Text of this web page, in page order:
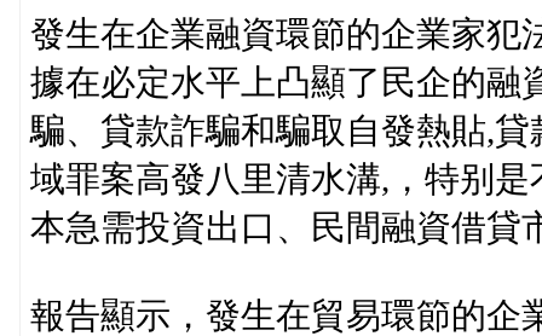
發生在企業融資環節的企業家犯
據在必定水平上凸顯了民企的融
騙、貸款詐騙和騙取自發熱貼,
域罪案高發八里清水溝,，特别
本急需投資出口、民間融資借貸
報告顯示，發生在貿易環節的企